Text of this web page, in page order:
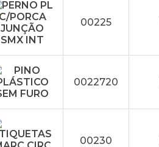
00225
0022720
00230